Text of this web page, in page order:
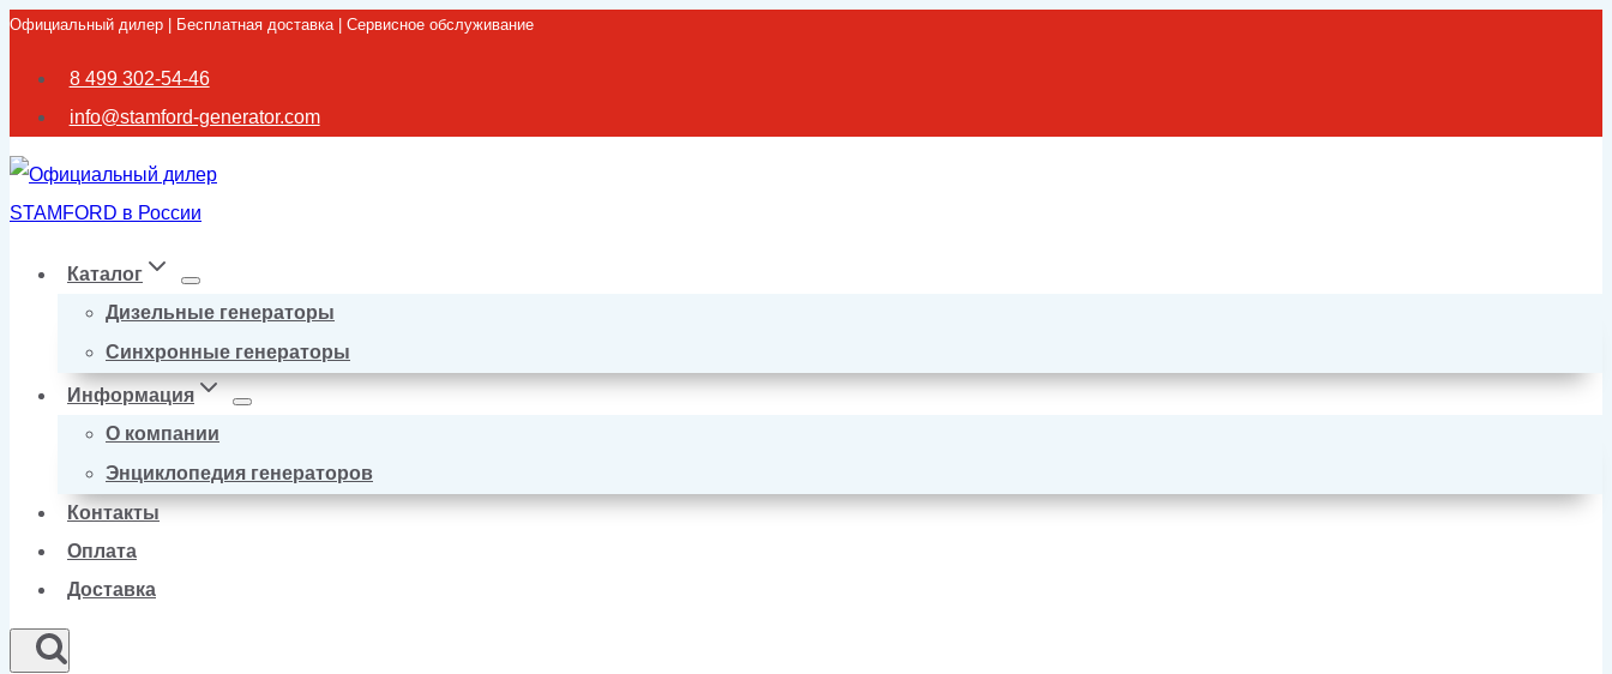
Перейти
Официальный дилер | Бесплатная доставка | Сервисное обслуживание
8 499 302-54-46
info@stamford-generator.com
Каталог
Дизельные генераторы
Синхронные генераторы
Информация
О компании
Энциклопедия генераторов
Контакты
Оплата
Доставка